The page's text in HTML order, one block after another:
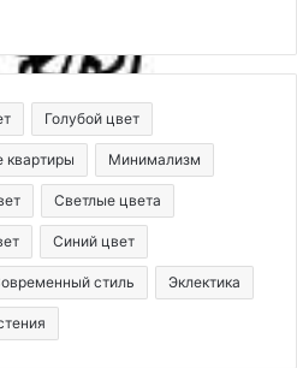
Голубой цвет
квартиры Минимализм
Светлые цвета
Синий цвет
стиль Эклектика